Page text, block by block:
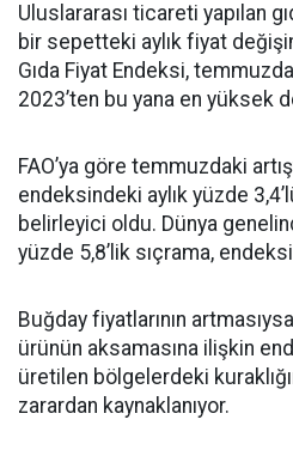
Uluslararası ticareti yapılan
bir sepetteki aylık fiyat
Gıda Fiyat Endeksi,
2023’ten bu yana en yüksek
FAO’ya göre temmuzdaki
endeksindeki aylık yüzde
belirleyici oldu. Dünya
yüzde 5,8’lik sıçrama, endeksi
Buğday fiyatlarının
ürünün aksamasına ilişkin
üretilen bölgelerdeki
zarardan kaynaklanıyor.